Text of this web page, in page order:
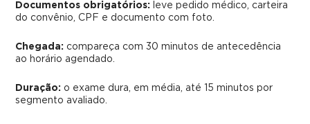
Documentos obrigatórios:
leve pedido médico, carteira
do convênio, CPF e documento com foto.
Chegada: compareça com 30 minutos de antecedência
ao horário agendado.
Duração: o exame dura, em média, até 15 minutos por
segmento avaliado.